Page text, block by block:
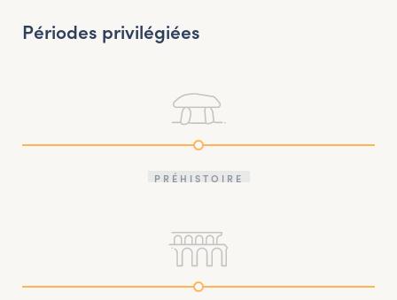
Périodes privilégiées
PRÉHISTOIRE